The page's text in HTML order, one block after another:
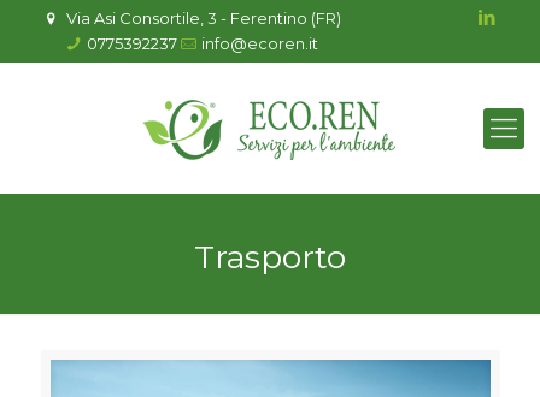
Via Asi Consortile, 3 - Ferentino (FR)
0775392237
info@ecoren.it
Trasporto